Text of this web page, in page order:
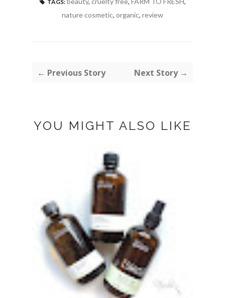
TAGS:
nature cosmetic, organic, review
← Previous Story Next Story →
YOU MIGHT ALSO LIKE